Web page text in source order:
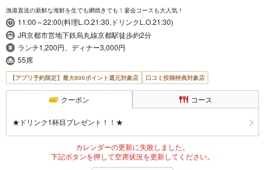
漁港直送の新鮮な海鮮を生でも網焼きでも！宴会コースも大人気！
11:00～22:00(料理L.O.21:30,ドリンクL.O.21:30)
JR京都市営地下鉄烏丸線京都駅徒歩約2分
ランチ1,200円、ディナー3,000円
55席
【アプリ予約限定】最大800ポイント還元対象店 口コミ投稿特典対象店
クーポン コース
★ドリンク1杯目プレゼント！！★
カレンダーの更新に失敗しました。
下記ボタンを押して空席状況を更新してください。